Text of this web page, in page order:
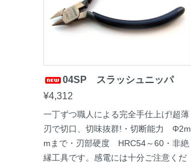
04SP スラッシュニッパ
¥4,312
一丁ずつ職人による完全手仕上げ!超薄
刃で切口、切味抜群!・切断能力 Φ2m
mまで・刃部硬度 HRC54～60・非絶
縁工具です。感電には十分ご注意くだ